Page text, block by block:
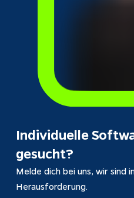
Individuelle
gesucht?
Melde dich bei uns, wir sind
Herausforderung.